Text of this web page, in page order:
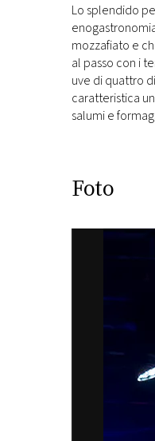
Lo splendido
mozzafiato e
al passo con i
uve di quattro
caratteristica
salumi e
Foto